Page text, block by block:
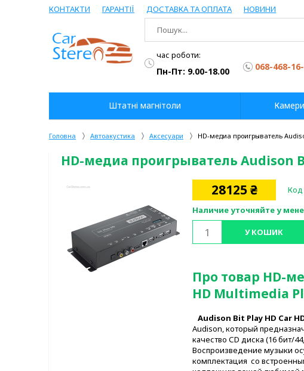
Головна Автоакустика Аксесуари HD-медиа проигрыватель
HD-медиа проигрыватель Audison
28125₴ Код
Наличие уточняйте у
У КОШИК
Про товар HD-
HD Multimedia
Audison Bit Play HD Car
Audison, который
качество СD диска (16 бит/
Воспроизведение музыки
комплектация со
КОНТАКТИ ГАРАНТІЇ ДОСТАВКА ТА ОПЛАТА НОВИНИ
час роботи:
Пн-Пт: 9.00-18.00 068-468-
Штатні магнітоли Камери